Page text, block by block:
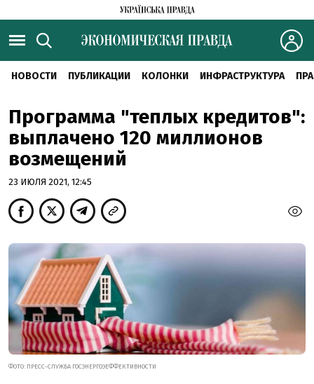
НОВОСТИ ПУБЛИКАЦИИ КОЛОНКИ ИНФРАСТРУКТУРА
Программа "теплых кредитов":
выплачено 120 миллионов
возмещений
23 ИЮЛЯ 2021, 12:45
ФОТО: ПРЕСС-СЛУЖБА ГОСЭНЕРГОЭЕФФЕКТИВНОСТИ